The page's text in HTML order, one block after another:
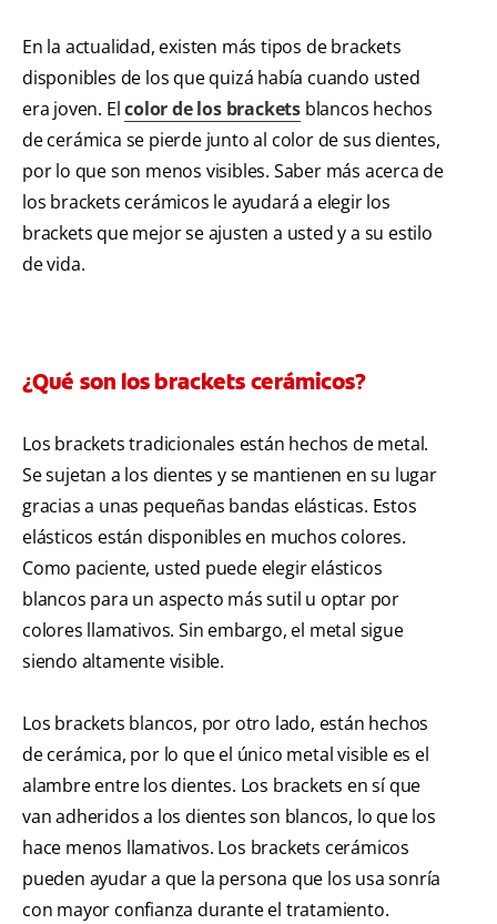
En la actualidad, existen más tipos de brackets
disponibles de los que quizá había cuando usted
era joven. Elcolor de los brackets blancos hechos
de cerámica se pierde junto al color de sus dientes,
por lo que son menos visibles. Saber más acerca de
los brackets cerámicos le ayudará a elegir los
brackets que mejor se ajusten a usted y a su estilo
de vida.
¿Qué son los brackets cerámicos?
Los brackets tradicionales están hechos de metal.
Se sujetan a los dientes y se mantienen en su lugar
gracias a unas pequeñas bandas elásticas. Estos
elásticos están disponibles en muchos colores.
Como paciente, usted puede elegir elásticos
blancos para un aspecto más sutil u optar por
colores llamativos. Sin embargo, el metal sigue
siendo altamente visible.
Los brackets blancos, por otro lado, están hechos
de cerámica, por lo que el único metal visible es el
alambre entre los dientes. Los brackets en sí que
van adheridos a los dientes son blancos, lo que los
hace menos llamativos. Los brackets cerámicos
pueden ayudar a que la persona que los usa sonría
con mayor confianza durante el tratamiento.